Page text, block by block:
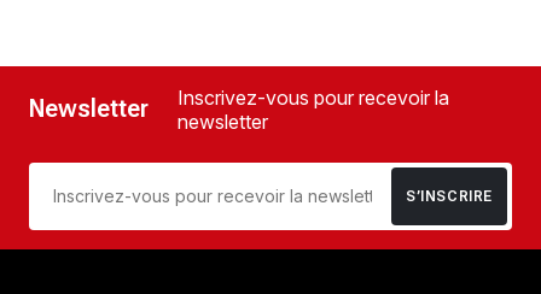
Newsletter
Inscrivez-vous pour recevoir la
newsletter
S’INSCRIRE